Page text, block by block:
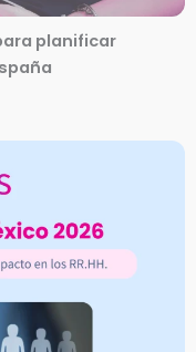
planificar